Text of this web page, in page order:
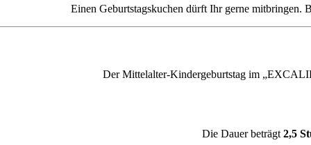
Einen Geburtstagskuchen dürft Ihr gerne mitbringen.
Der Mittelalter-Kindergeburtstag im
Die Dauer beträgt 2,5